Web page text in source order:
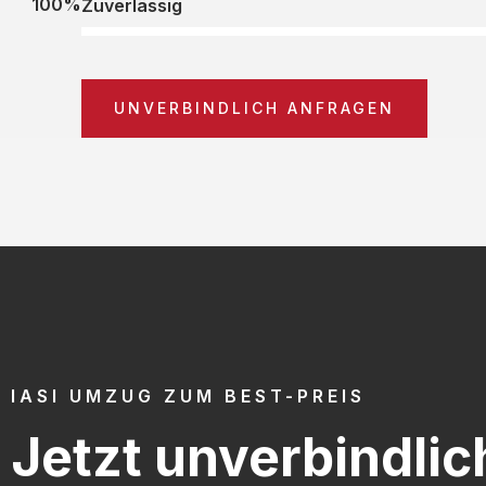
Zuverlässig
UNVERBINDLICH ANFRAGEN
IASI UMZUG ZUM BEST-PREIS
Jetzt